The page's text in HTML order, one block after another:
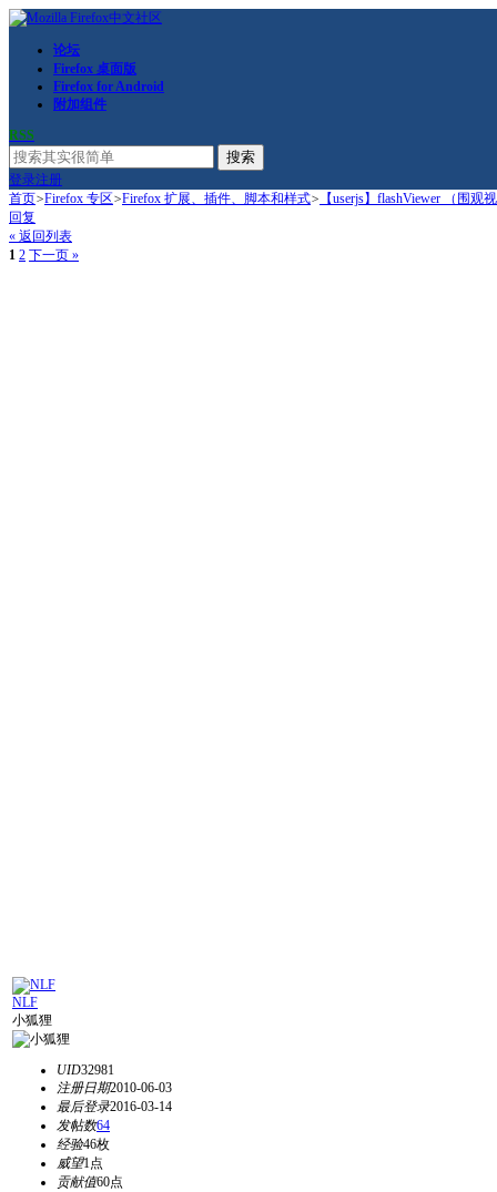
论坛
Firefox 桌面版
Firefox for Android
附加组件
RSS
搜索
登录注册
首页>Firefox 专区>Firefox 扩展、插件、脚本和样式> 【userjs】flashViewer （围观
回复
« 返回列表
1 2 下一页 »
NLF
小狐狸
UID32981
注册日期2010-06-03
最后登录2016-03-14
发帖数64
经验46枚
威望1点
贡献值60点